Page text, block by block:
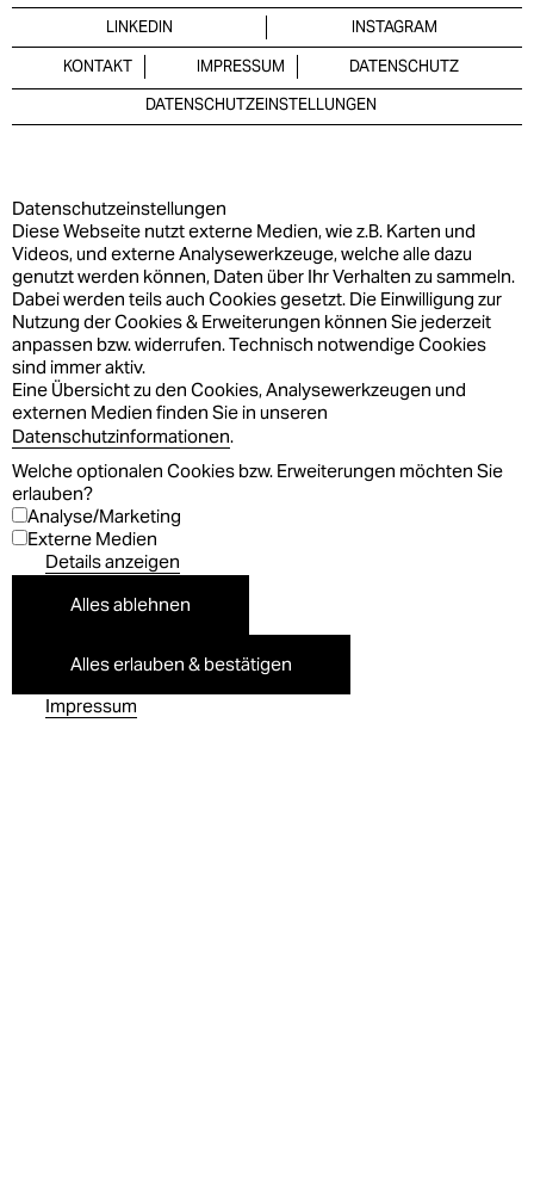
LINKEDIN
INSTAGRAM
KONTAKT
IMPRESSUM
DATENSCHUTZ
DATENSCHUTZEINSTELLUNGEN
Daten­schutz­ein­stel­lun­gen
Diese Webseite nutzt externe Medien, wie z.B. Karten und
Videos, und externe Analysewerkzeuge, welche alle dazu
genutzt werden können, Daten über Ihr Verhalten zu sammeln.
Dabei werden teils auch Cookies gesetzt. Die Einwilligung zur
Nutzung der Cookies & Erweiterungen können Sie jederzeit
anpassen bzw. widerrufen. Technisch notwendige Cookies
sind immer aktiv.
Eine Übersicht zu den Cookies, Analysewerkzeugen und
externen Medien finden Sie in unseren
Datenschutzinformationen.
Welche optionalen Cookies bzw. Erweiterungen möchten Sie
erlauben?
Analyse/Marketing
Externe Medien
Details anzeigen
Alles ablehnen
Alles erlauben & bestätigen
Impressum